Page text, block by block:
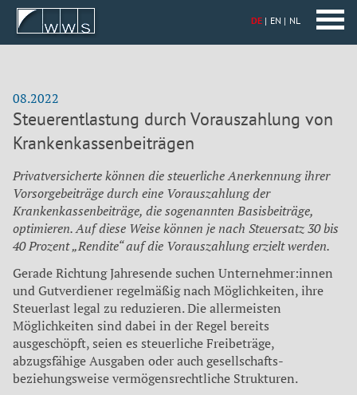
DE EN NL
08.2022
Steuerentlastung durch Vorauszahlung von
Krankenkassenbeiträgen
Privatversicherte können die steuerliche Anerkennung ihrer
Vorsorgebeiträge durch eine Vorauszahlung der
Krankenkassenbeiträge, die sogenannten Basisbeiträge,
optimieren. Auf diese Weise können je nach Steuersatz 30 bis
40 Prozent „Rendite“ auf die Vorauszahlung erzielt werden.
Gerade Richtung Jahresende suchen Unternehmer:innen
und Gutverdiener regelmäßig nach Möglichkeiten, ihre
Steuerlast legal zu reduzieren. Die allermeisten
Möglichkeiten sind dabei in der Regel bereits
ausgeschöpft, seien es steuerliche Freibeträge,
abzugsfähige Ausgaben oder auch gesellschafts-
beziehungsweise vermögensrechtliche Strukturen.